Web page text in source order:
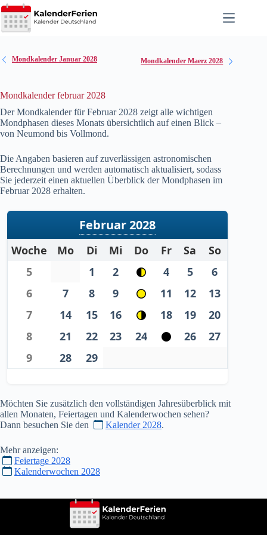
Zum
Inhalt
springen
Mondkalender Januar 2028 Mondkalender Maerz 2028
Mondkalender februar 2028
Der Mondkalender für Februar 2028 zeigt alle wichtigen
Mondphasen dieses Monats übersichtlich auf einen Blick –
von Neumond bis Vollmond.
Die Angaben basieren auf zuverlässigen astronomischen
Berechnungen und werden automatisch aktualisiert, sodass
Sie jederzeit einen aktuellen Überblick der Mondphasen im
Februar 2028 erhalten.
Februar 2028
Woche Mo Di Mi Do Fr Sa
So
5
1 2 4 5
6
6
7 8 9 11 12
13
7
14 15 16 18 19
20
8
21 22 23 24 26
27
9
28 29
Möchten Sie zusätzlich den vollständigen Jahresüberblick mit
allen Monaten, Feiertagen und Kalenderwochen sehen?
Dann besuchen Sie den
Kalender 2028.
Mehr anzeigen:
Feiertage 2028
Kalenderwochen 2028